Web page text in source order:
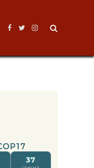
Facebook
TwitterInstagram